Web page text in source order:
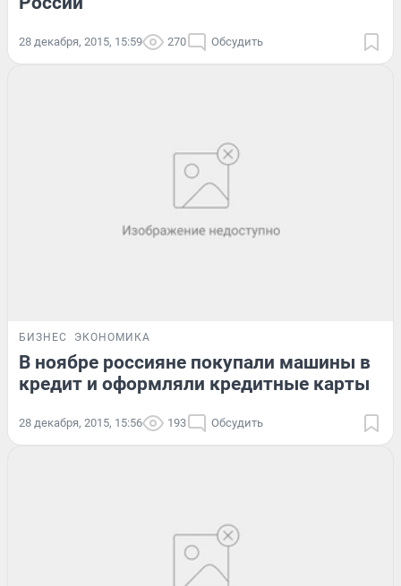
28 декабря, 2015, 15:59 270 Обсудить
БИЗНЕС ЭКОНОМИКА
В ноябре россияне покупали машины в
кредит и оформляли кредитные карты
28 декабря, 2015, 15:56 193 Обсудить